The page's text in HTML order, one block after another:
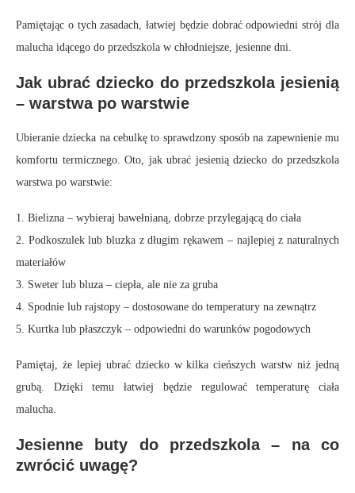
Pamiętając o tych zasadach, łatwiej będzie dobrać odpowiedni strój dla
malucha idącego do przedszkola w chłodniejsze, jesienne dni.
Jak ubrać dziecko do przedszkola jesienią
– warstwa po warstwie
Ubieranie dziecka na cebulkę to sprawdzony sposób na zapewnienie mu
komfortu termicznego. Oto, jak ubrać jesienią dziecko do przedszkola
warstwa po warstwie:
1. Bielizna – wybieraj bawełnianą, dobrze przylegającą do ciała
2. Podkoszulek lub bluzka z długim rękawem – najlepiej z naturalnych
materiałów
3. Sweter lub bluza – ciepła, ale nie za gruba
4. Spodnie lub rajstopy – dostosowane do temperatury na zewnątrz
5. Kurtka lub płaszczyk – odpowiedni do warunków pogodowych
Pamiętaj, że lepiej ubrać dziecko w kilka cieńszych warstw niż jedną
grubą. Dzięki temu łatwiej będzie regulować temperaturę ciała
malucha.
Jesienne buty do przedszkola – na co
zwrócić uwagę?